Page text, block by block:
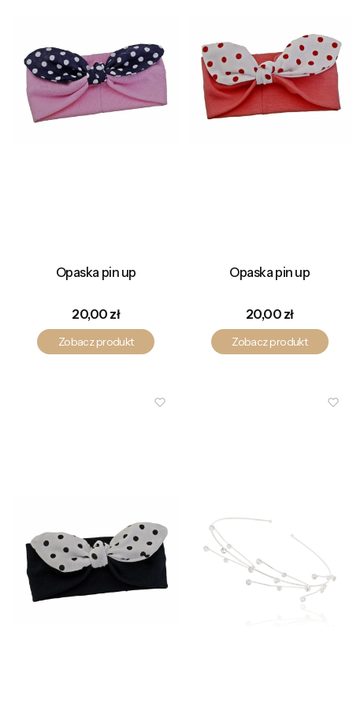
Opaska pin up
Cena
20,00 zł
Zobacz produkt
Opaska pin up
Cena
20,00 zł
Zobacz produkt